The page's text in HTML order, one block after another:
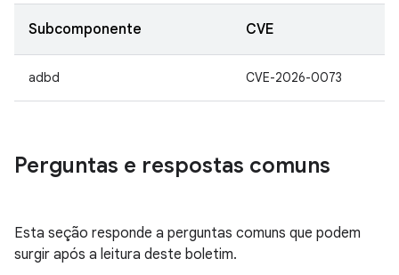
Subcomponente CVE
adbd CVE-2026-0073
Perguntas e respostas comuns
Esta seção responde a perguntas comuns que podem
surgir após a leitura deste boletim.